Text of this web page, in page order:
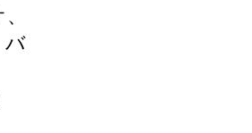
バ